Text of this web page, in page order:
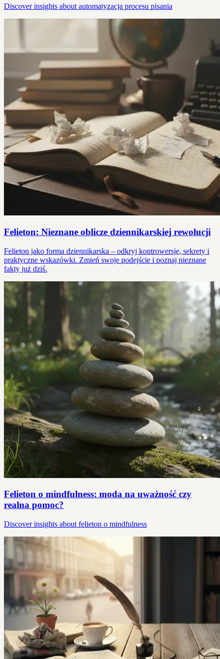
Discover insights about automatyzacja procesu pisania
Felieton: Nieznane oblicze dziennikarskiej rewolucji
Felieton jako forma dziennikarska – odkryj kontrowersje, sekrety i
praktyczne wskazówki. Zmień swoje podejście i poznaj nieznane
fakty już dziś.
Felieton o mindfulness: moda na uważność czy
realna pomoc?
Discover insights about felieton o mindfulness